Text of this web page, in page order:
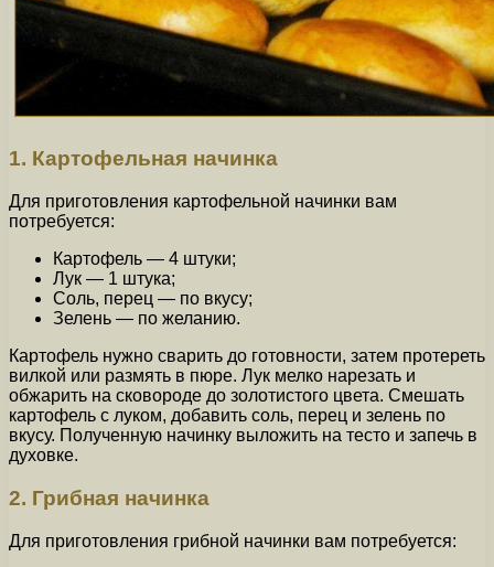
1. Картофельная начинка
Для приготовления картофельной начинки вам
потребуется:
Картофель — 4 штуки;
Лук — 1 штука;
Соль, перец — по вкусу;
Зелень — по желанию.
Картофель нужно сварить до готовности, затем протереть
вилкой или размять в пюре. Лук мелко нарезать и
обжарить на сковороде до золотистого цвета. Смешать
картофель с луком, добавить соль, перец и зелень по
вкусу. Полученную начинку выложить на тесто и запечь в
духовке.
2. Грибная начинка
Для приготовления грибной начинки вам потребуется: